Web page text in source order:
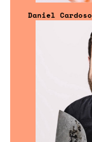
Daniel Cardoso